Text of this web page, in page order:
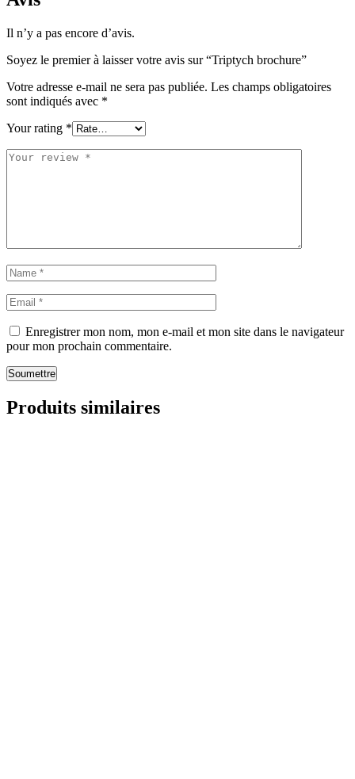
Il n’y a pas encore d’avis.
Soyez le premier à laisser votre avis sur “Triptych brochure”
Votre adresse e-mail ne sera pas publiée. Les champs obligatoires
sont indiqués avec *
Your rating *
Enregistrer mon nom, mon e-mail et mon site dans le navigateur
pour mon prochain commentaire.
Soumettre
Produits similaires